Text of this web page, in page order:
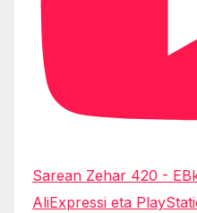
Sarean Zehar 420 -
AliExpressi eta